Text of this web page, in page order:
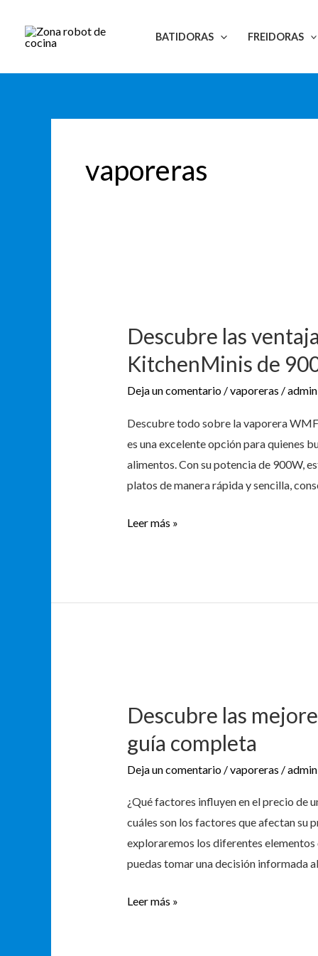
contenido
BATIDORAS FREIDORAS
vaporeras
Descubre las
KitchenMinis de
Deja un comentario /vaporeras /admin
Descubre todo sobre la vaporera
es una excelente opción para quienes
alimentos. Con su potencia de 900W,
platos de manera rápida y sencilla,
ventajas
de
vaporera
WMF
KitchenMinis
de
900
Leer más »
Descubre las
guía completa
Deja un comentario /vaporeras /admin
¿Qué factores influyen en el precio de
cuáles son los factores que afectan su
exploraremos los diferentes elementos
puedas tomar una decisión informada
mejores
vaporieras
al
mejor
precio:
guía
completa
Leer más »
de
entradas